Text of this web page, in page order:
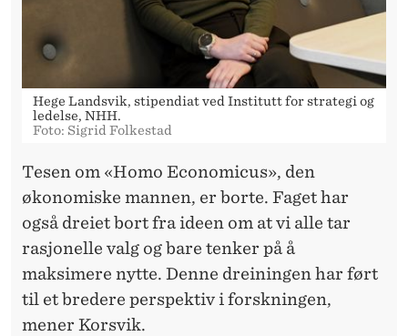
Hege Landsvik, stipendiat ved Institutt for strategi og
ledelse, NHH.
Foto: Sigrid Folkestad
Tesen om «Homo Economicus», den
økonomiske mannen, er borte. Faget har
også dreiet bort fra ideen om at vi alle tar
rasjonelle valg og bare tenker på å
maksimere nytte. Denne dreiningen har ført
til et bredere perspektiv i forskningen,
mener Korsvik.